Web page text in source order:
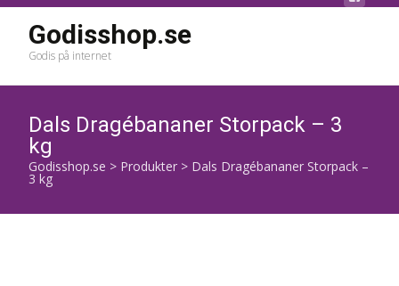
Godisshop.se
Godis på internet
Dals Dragébananer Storpack – 3
kg
Godisshop.se > Produkter > Dals Dragébananer Storpack –
3 kg